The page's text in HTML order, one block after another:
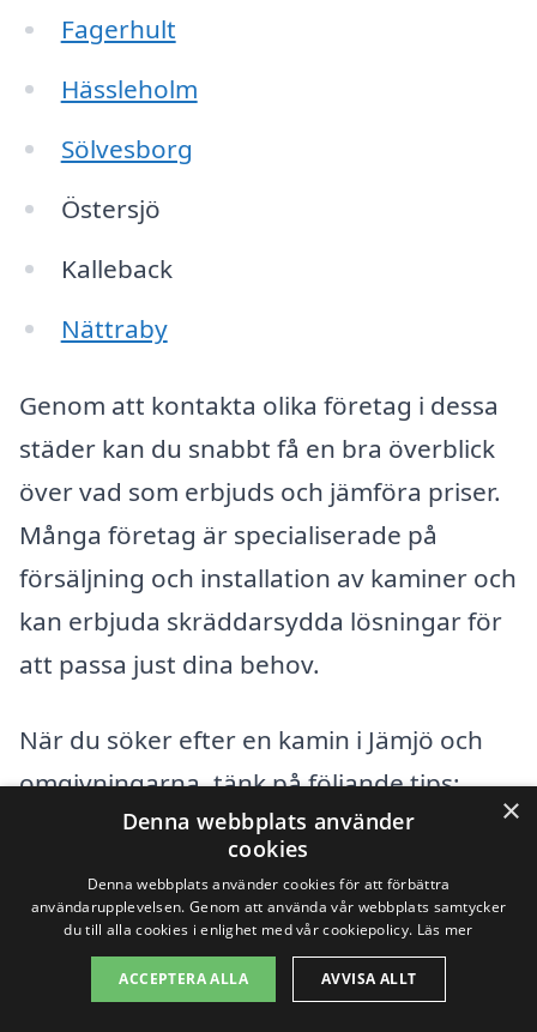
Fagerhult
Hässleholm
Sölvesborg
Östersjö
Kalleback
Nättraby
Genom att kontakta olika företag i dessa
städer kan du snabbt få en bra överblick
över vad som erbjuds och jämföra priser.
Många företag är specialiserade på
försäljning och installation av kaminer och
kan erbjuda skräddarsydda lösningar för
att passa just dina behov.
När du söker efter en kamin i Jämjö och
omgivningarna, tänk på följande tips:
Jämför priser och tjänster från olika
leverantörer.
Fråga om referenser och tidigare
projekt för att säkerställa kvaliteten.
×
Denna webbplats använder
cookies
Denna webbplats använder cookies för att förbättra
användarupplevelsen. Genom att använda vår webbplats samtycker
du till alla cookies i enlighet med vår cookiepolicy. Läs mer
ACCEPTERA ALLA AVVISA ALLT